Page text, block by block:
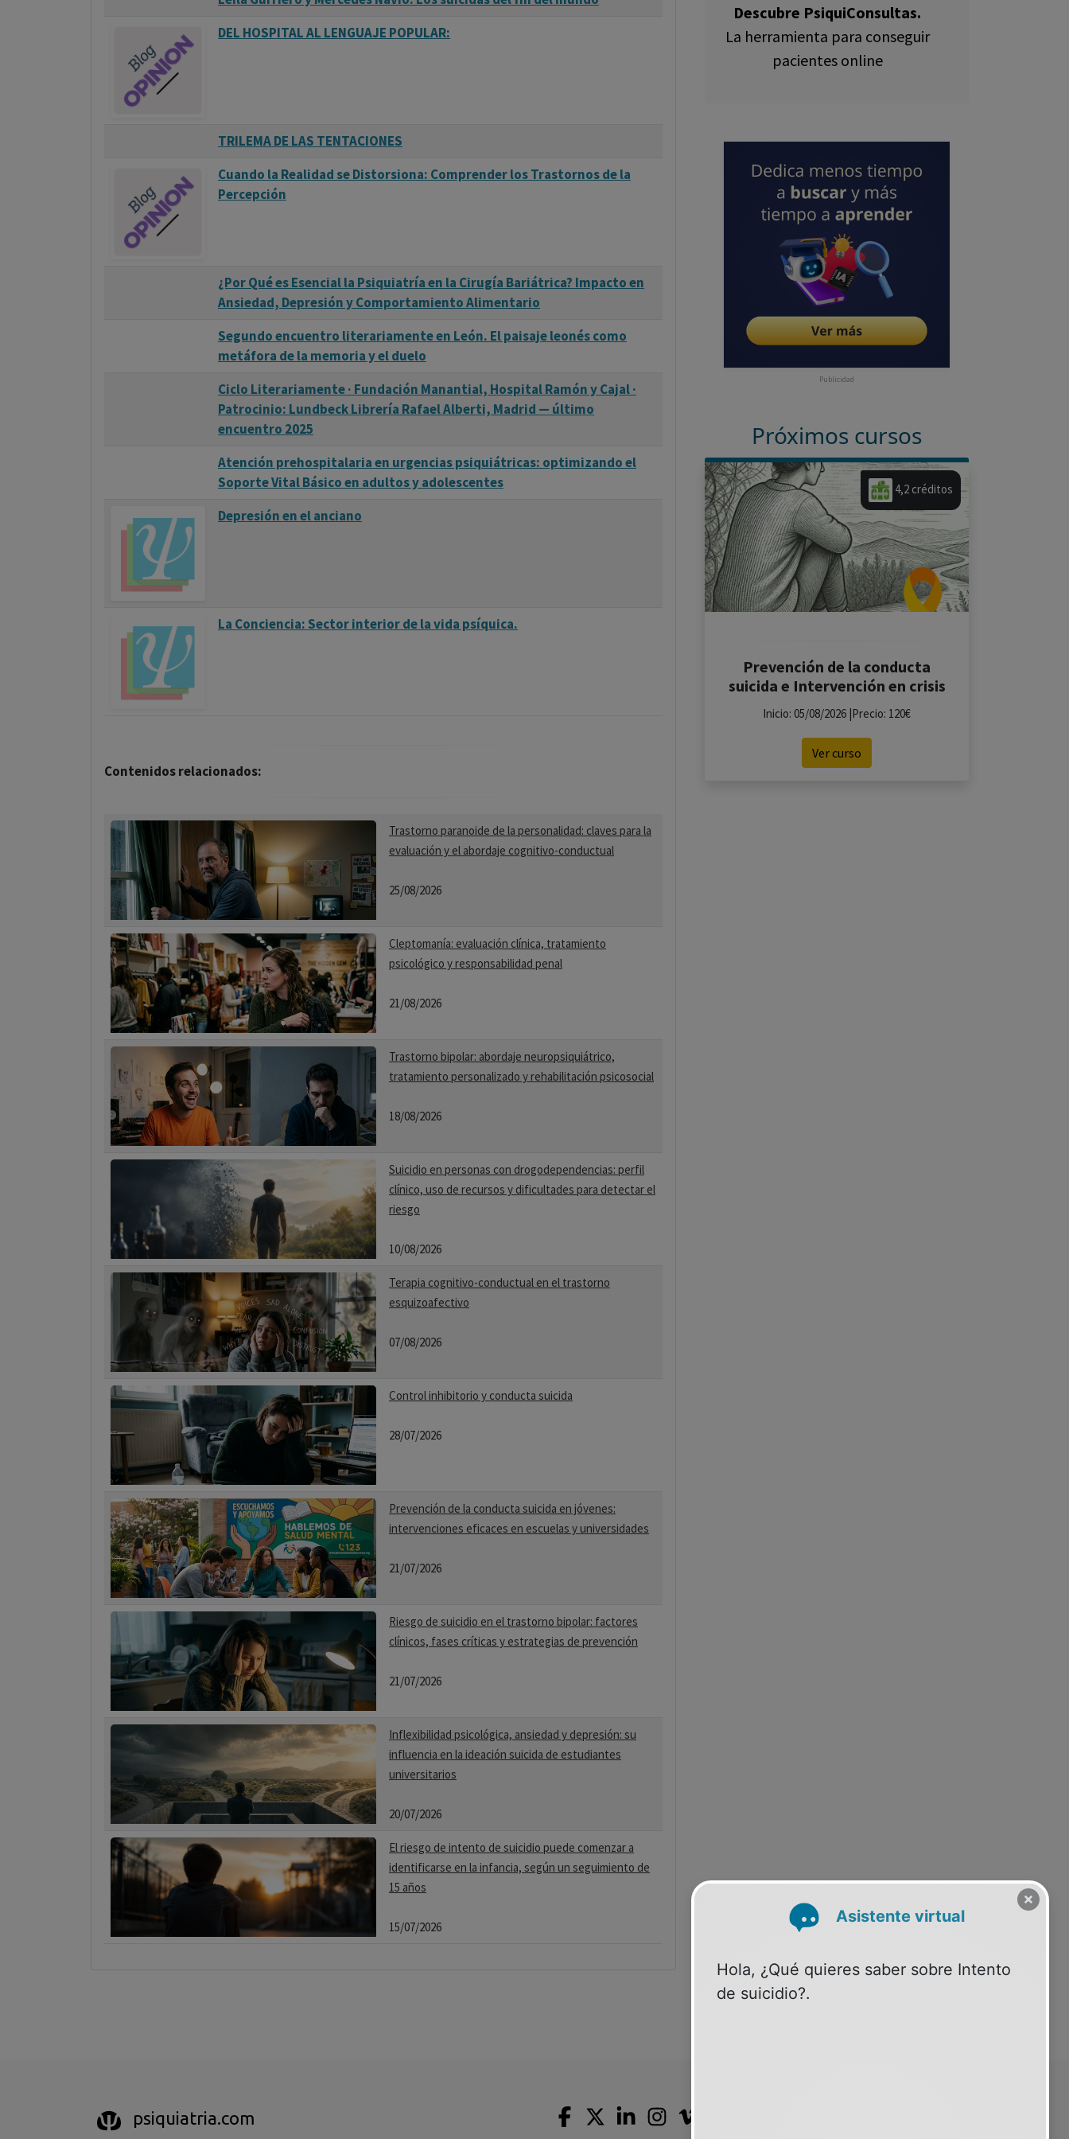
DEL HOSPITAL AL LENGUAJE POPULAR:
TRILEMA DE LAS TENTACIONES
Cuando la Realidad se Distorsiona: Comprender los Trastornos de la
Percepción
¿Por Qué es Esencial la Psiquiatría en la Cirugía Bariátrica? Impacto en
Ansiedad, Depresión y Comportamiento Alimentario
Segundo encuentro literariamente en León. El paisaje leonés como
metáfora de la memoria y el duelo
Ciclo Literariamente · Fundación Manantial, Hospital Ramón y Cajal ·
Patrocinio: Lundbeck Librería Rafael Alberti, Madrid — último
encuentro 2025
Atención prehospitalaria en urgencias psiquiátricas: optimizando el
Soporte Vital Básico en adultos y adolescentes
Depresión en el anciano
La Conciencia: Sector interior de la vida psíquica.
Contenidos relacionados:
Trastorno paranoide de la personalidad: claves para la
evaluación y el abordaje cognitivo-conductual
25/08/2026
Cleptomanía: evaluación clínica, tratamiento
psicológico y responsabilidad penal
21/08/2026
Trastorno bipolar: abordaje neuropsiquiátrico,
tratamiento personalizado y rehabilitación psicosocial
18/08/2026
Suicidio en personas con drogodependencias: perfil
clínico, uso de recursos y dificultades para detectar el
riesgo
10/08/2026
Terapia cognitivo-conductual en el trastorno
esquizoafectivo
07/08/2026
Control inhibitorio y conducta suicida
28/07/2026
Prevención de la conducta suicida en jóvenes:
intervenciones eficaces en escuelas y universidades
21/07/2026
Riesgo de suicidio en el trastorno bipolar: factores
clínicos, fases críticas y estrategias de prevención
21/07/2026
Inflexibilidad psicológica, ansiedad y depresión: su
influencia en la ideación suicida de estudiantes
universitarios
20/07/2026
El riesgo de intento de suicidio puede comenzar a
identificarse en la infancia, según un seguimiento de
15 años
15/07/2026
Descubre PsiquiConsultas.
La herramienta para conseguir
pacientes online
Publicidad
Próximos cursos
4,2 créditos
Prevención de la conducta
suicida e Intervención en crisis
Inicio: 05/08/2026 |Precio: 120€
Ver curso
psiquiatria.com